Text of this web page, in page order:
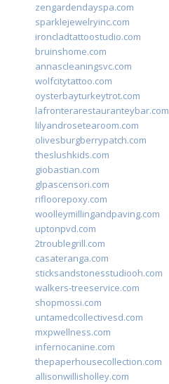
zengardendayspa.com
sparklejewelryinc.com
ironcladtattoostudio.com
bruinshome.com
annascleaningsvc.com
wolfcitytattoo.com
oysterbayturkeytrot.com
lafronterarestauranteybar.com
lilyandrosetearoom.com
olivesburgberrypatch.com
theslushkids.com
giobastian.com
glpascensori.com
rifloorepoxy.com
woolleymillingandpaving.com
uptonpvd.com
2troublegrill.com
casateranga.com
sticksandstonesstudiooh.com
walkers-treeservice.com
shopmossi.com
untamedcollectivesd.com
mxpwellness.com
infernocanine.com
thepaperhousecollection.com
allisonwillisholley.com